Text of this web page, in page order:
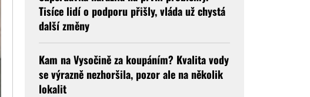
Tisíce lidí o podporu přišly, vláda už chystá
další změny
Kam na Vysočině za koupáním? Kvalita vody
se výrazně nezhoršila, pozor ale na několik
lokalit